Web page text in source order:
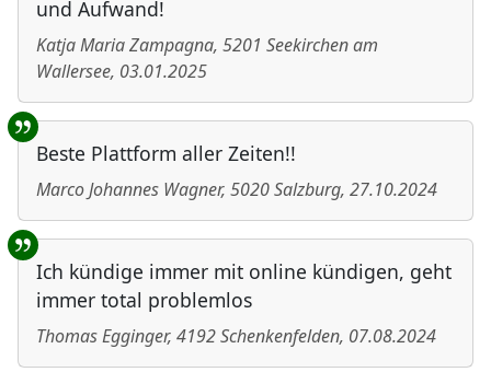
und Aufwand!
Katja Maria Zampagna, 5201 Seekirchen am
Wallersee, 03.01.2025
Beste Plattform aller Zeiten!!
Marco Johannes Wagner, 5020Salzburg, 27.10.2024
Ich kündige immer mit online kündigen, geht
immer total problemlos
Thomas Egginger, 4192Schenkenfelden, 07.08.2024